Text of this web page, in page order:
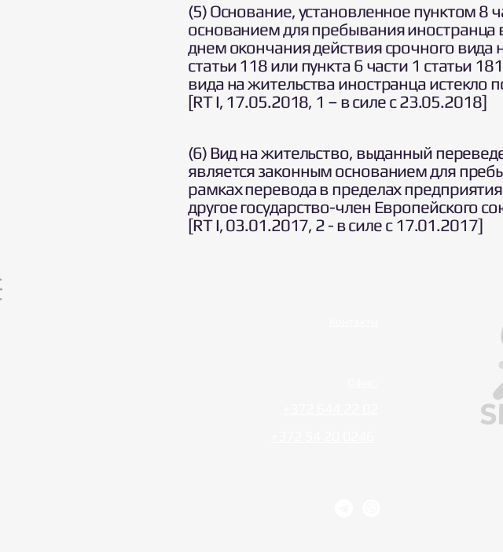
(5) Основание, установленное пунктом 8
основанием для пребывания иностранца
днем окончания действия срочного вида
статьи 118 или пункта 6 части 1 статьи
вида на жительства иностранца истекло
[RT I, 17.05.2018, 1 – в силе с 23.05.2018]
(6) Вид на жительство, выданный
является законным основанием для
рамках перевода в пределах
другое государство-член Европейского
[RT I, 03.01.2017, 2 - в силе с 17.01.2017]